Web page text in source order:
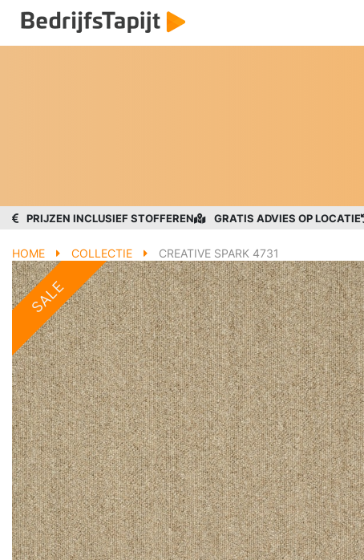
PRIJZEN INCLUSIEF STOFFEREN GRATIS ADVIES OP LOCATIE
HOME COLLECTIE CREATIVE SPARK 4731
SALE